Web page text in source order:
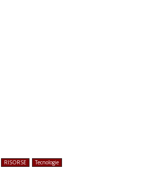
RISORSE Tecnologie